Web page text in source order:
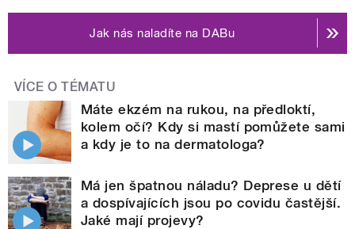
Jak nás naladíte na DABu
VÍCE O TÉMATU
Máte ekzém na rukou, na předloktí,
kolem očí? Kdy si mastí pomůžete sami
a kdy je to na dermatologa?
Má jen špatnou náladu? Deprese u dětí
a dospívajících jsou po covidu častější.
Jaké mají projevy?